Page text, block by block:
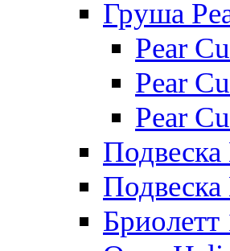
Груша
Pear
Pear
Pear